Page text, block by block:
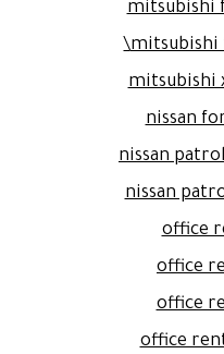
mitsubishi
mitsubishi
mitsubishi
nissan
nissan
nissan
office
office
office
office